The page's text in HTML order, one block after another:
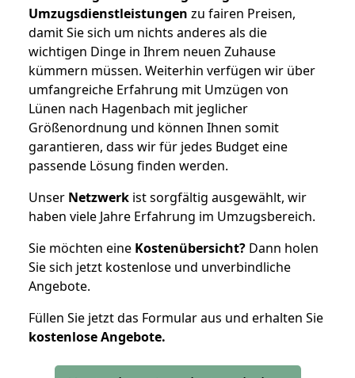
Umzugsdienstleistungen zu fairen Preisen,
damit Sie sich um nichts anderes als die
wichtigen Dinge in Ihrem neuen Zuhause
kümmern müssen. Weiterhin verfügen wir über
umfangreiche Erfahrung mit Umzügen von
Lünen nach Hagenbach mit jeglicher
Größenordnung und können Ihnen somit
garantieren, dass wir für jedes Budget eine
passende Lösung finden werden.
Unser Netzwerk ist sorgfältig ausgewählt, wir
haben viele Jahre Erfahrung im Umzugsbereich.
Sie möchten eine Kostenübersicht? Dann holen
Sie sich jetzt kostenlose und unverbindliche
Angebote.
Füllen Sie jetzt das Formular aus und erhalten Sie
kostenloseAngebote.